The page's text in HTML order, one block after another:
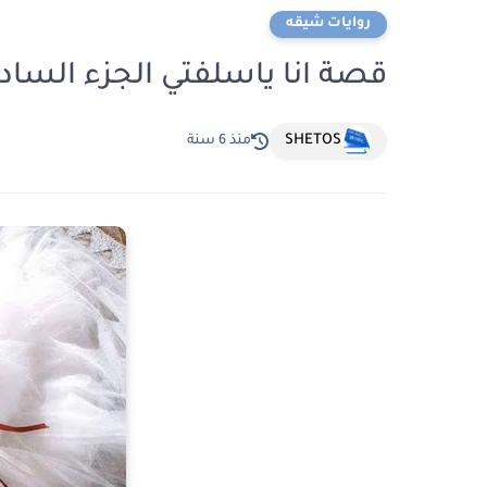
روايات شيقه
قصة انا ياسلفتي الجزء
SHETOS منذ 6 سنة